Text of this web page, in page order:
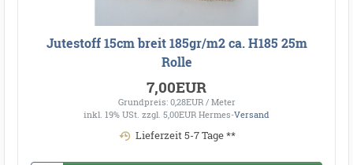
Jutestoff 15cm breit 185gr/m2 ca. H185 25m
Rolle
7,00EUR
Grundpreis: 0,28EUR / Meter
inkl. 19% USt. zzgl. 5,00EUR Hermes-Versand
Lieferzeit 5-7 Tage **